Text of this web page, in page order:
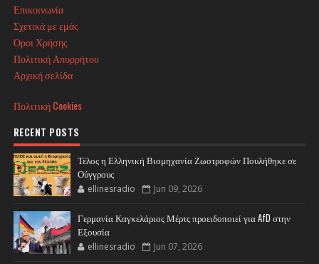
Επικοινωνία
Σχετικά με εμάς
Όροι Χρήσης
Πολιτική Απορρήτου
Αρχική σελίδα
Πολιτική Cookies
RECENT POSTS
Τέλος η Ελληνική Βιομηχανία Ζωοτροφών Πουλήθηκε σε
Ούγγρους
ellinesradio Jun 09, 2026
Γερμανία Καγκελάριος Μέρτς προειδοποιεί για AfD στην
Εξουσία
ellinesradio Jun 07, 2026